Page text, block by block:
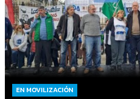
EN MOVILIZACIÓN